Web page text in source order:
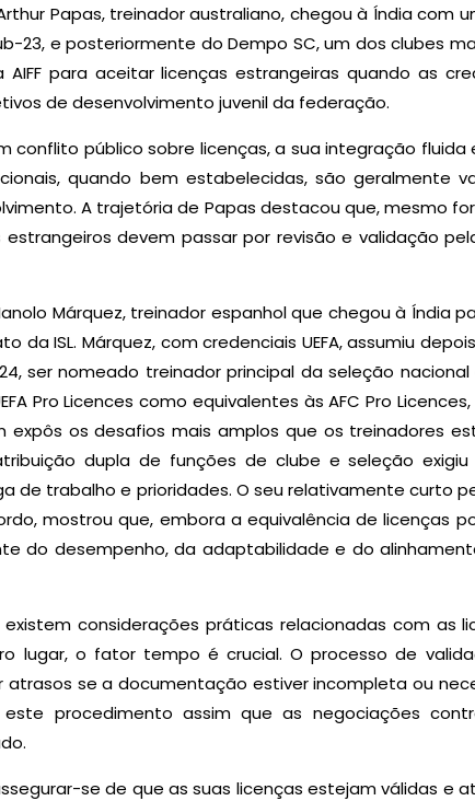
Papas, treinador australiano, chegou à Índia com
23, e posteriormente do Dempo SC, um dos clubes
para aceitar licenças estrangeiras quando as
de desenvolvimento juvenil da federação.
conflito público sobre licenças, a sua integração
quando bem estabelecidas, são geralmente
A trajetória de Papas destacou que, mesmo
devem passar por revisão e validação
Márquez, treinador espanhol que chegou à Índia
ISL. Márquez, com credenciais UEFA, assumiu
ser nomeado treinador principal da seleção
Pro Licences como equivalentes às AFC Pro
os desafios mais amplos que os treinadores
dupla de funções de clube e seleção
de trabalho e prioridades. O seu relativamente curto
mostrou que, embora a equivalência de licenças
do desempenho, da adaptabilidade e do
considerações práticas relacionadas com as
lugar, o fator tempo é crucial. O processo de
atrasos se a documentação estiver incompleta ou
este procedimento assim que as negociações
se de que as suas licenças estejam válidas e